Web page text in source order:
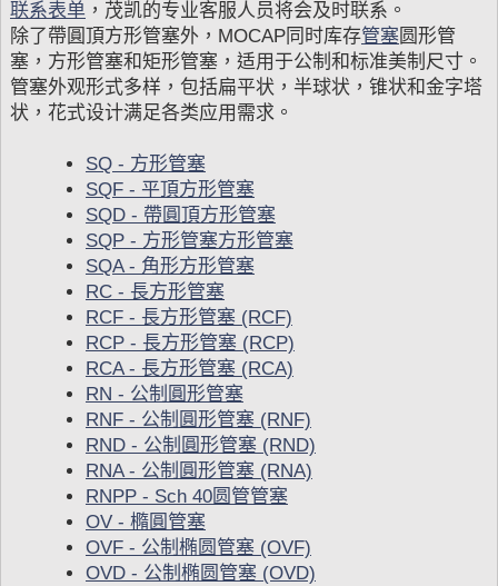
联系表单 ，茂凯的专业客服人员将会及时联系。
除了帶圓頂方形管塞外，MOCAP同时库存管塞 圆形管
塞，方形管塞和矩形管塞，适用于公制和标准美制尺寸。
管塞外观形式多样，包括扁平状，半球状，锥状和金字塔
状，花式设计满足各类应用需求。
SQ - 方形管塞
SQF - 平頂方形管塞
SQD - 帶圓頂方形管塞
SQP - 方形管塞方形管塞
SQA - 角形方形管塞
RC - 長方形管塞
RCF - 長方形管塞 (RCF)
RCP - 長方形管塞 (RCP)
RCA - 長方形管塞 (RCA)
RN - 公制圓形管塞
RNF - 公制圓形管塞 (RNF)
RND - 公制圓形管塞 (RND)
RNA - 公制圓形管塞 (RNA)
RNPP - Sch 40圆管管塞
OV - 橢圓管塞
OVF - 公制椭圆管塞 (OVF)
OVD - 公制椭圆管塞 (OVD)